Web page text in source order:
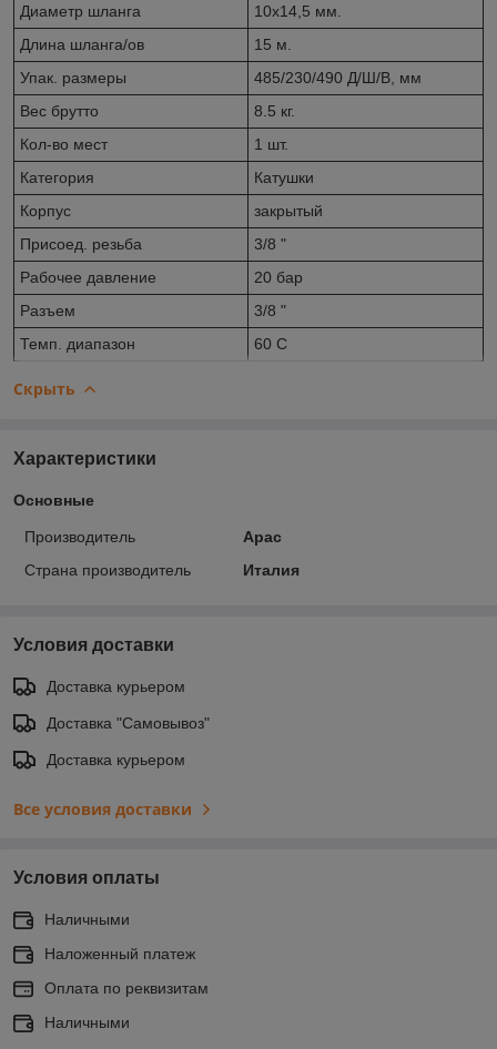
Диаметр шланга
10х14,5 мм.
Длина шланга/ов
15 м.
Упак. размеры
485/230/490 Д/Ш/В, мм
Вес брутто
8.5 кг.
Кол-во мест
1 шт.
Категория
Катушки
Корпус
закрытый
Присоед. резьба
3/8 "
Рабочее давление
20 бар
Разъем
3/8 "
Темп. диапазон
60 С
Скрыть
Характеристики
Основные
Производитель
Apac
Страна производитель
Италия
Условия доставки
Доставка курьером
Доставка "Самовывоз"
Доставка курьером
Все условия доставки
Условия оплаты
Наличными
Наложенный платеж
Оплата по реквизитам
Наличными